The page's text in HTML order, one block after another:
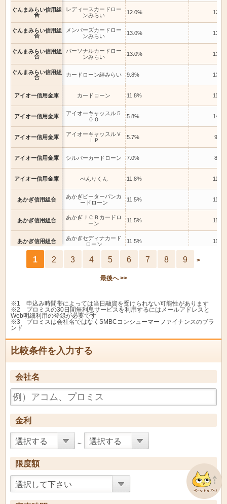
ぐんまみらい信用組
合
ぐんまみらい信用組
合
ぐんまみらい信用組
合
ぐんまみらい信用組
合
アイオー信用金庫
アイオー信用金庫
アイオー信用金庫
アイオー信用金庫
アイオー信用金庫
あかぎ信用組合
あかぎ信用組合
あかぎ信用組合
あぶくま信用金庫
あぶくま信用金庫
あぶくま信用金庫
あぶくま信用金庫
アルプス中央信用金
庫
イオン銀行
イオ信用組合
さがみ信用金庫
レディースカードロー
ンみらい
12.0%
メンバーズカードロー
ンみらい
13.0%
パーソナルカードロー
ンみらい
13.0%
カードローン絆みらい 9.8%
カードローン 11.8%
アイオーキャッスル５
００
5.8%
アイオーキャッスルＶ
ＩＰ
5.7% 9.8%
シルバーカードローン 7.0% 8.0%
べんりくん 11.8%
あかぎピーターパンカ
ードローン
11.5%
あかぎＪＣＢカードロ
ーン
11.5%
あかぎセディナカード
ローン
11.5%
ＶＩＰゴールドⅡ 4.8%
ＭＹポケット
ポケットＭａｔｅ 9.0%
しんきんきゃっする 2.8%
あぶくまＶＩＰゴール
ドカードローン
カードローンファイト
君モア
カードローンＢＩＧ 3.8%
イオしんカードローン 9.25%
オリックス銀行カード
ローン
しんきんきゃっする 6.0%
1 2 3 4 5 6 7 8 9 >
最後へ >>
※1 申込み時間帯によっては当日融資を受けられない可能性があります
※2 プロミスの30日間無利息サービスを利用するにはメールアドレスと
Web明細利用の登録が必要です
※3 プロミスは会社名ではなくSMBCコンシューマーファイナンスのブラ
ンド
比較条件を入力する
会社名
金利
選択する ～ 選択する
限度額
選択して下さい